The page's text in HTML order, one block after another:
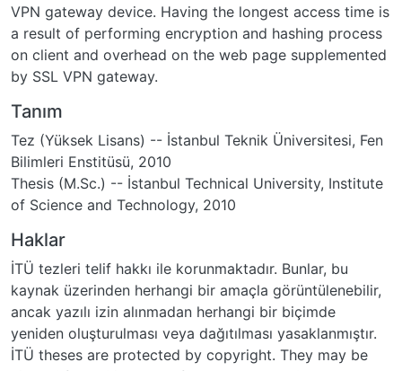
VPN gateway device. Having the longest access time is
a result of performing encryption and hashing process
on client and overhead on the web page supplemented
by SSL VPN gateway.
Tanım
Tez (Yüksek Lisans) -- İstanbul Teknik Üniversitesi, Fen
Bilimleri Enstitüsü, 2010
Thesis (M.Sc.) -- İstanbul Technical University, Institute
of Science and Technology, 2010
Haklar
İTÜ tezleri telif hakkı ile korunmaktadır. Bunlar, bu
kaynak üzerinden herhangi bir amaçla görüntülenebilir,
ancak yazılı izin alınmadan herhangi bir biçimde
yeniden oluşturulması veya dağıtılması yasaklanmıştır.
İTÜ theses are protected by copyright. They may be